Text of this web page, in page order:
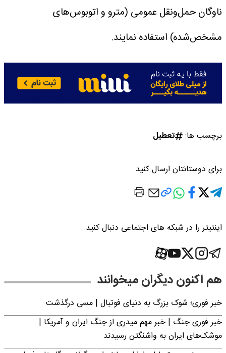
ناوگان حمل‌ونقل عمومی (مترو و اتوبوس‌های
مشخص‌شده) استفاده نمایند.
برچسب ها: تعطیل
برای دوستانتان ارسال کنید
اینتیتر را در شبکه های اجتماعی دنبال کنید
هم اکنون دیگران میخوانند
خبر فوری؛‌ شوک بزرگ به دنیای فوتبال | مسی درگذشت
خبر فوری جنگ | خبر مهم میدری از جنگ ایران و آمریکا |
موشک‌های ایران به واشنگتن رسیدند